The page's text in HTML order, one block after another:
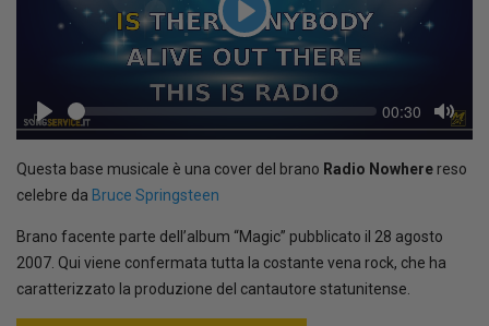
Play
Play
Seek Current
time
00:30
Mute
Questa base musicale è una cover del brano Radio Nowhere reso
celebre da Bruce Springsteen
Brano facente parte dell’album “Magic” pubblicato il 28 agosto
2007. Qui viene confermata tutta la costante vena rock, che ha
caratterizzato la produzione del cantautore statunitense.